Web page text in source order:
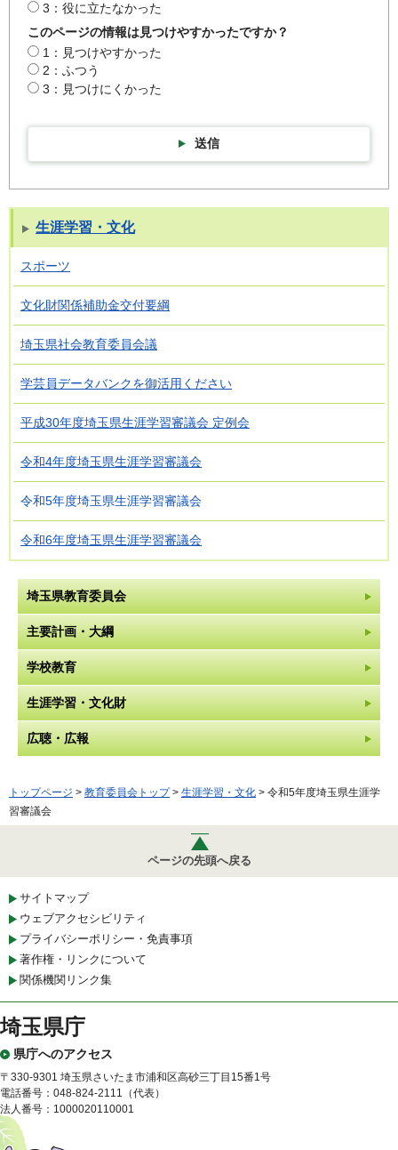
3：役に立たなかった
このページの情報は見つけやすかったですか？
1：見つけやすかった
2：ふつう
3：見つけにくかった
送信
生涯学習・文化
スポーツ
文化財関係補助金交付要綱
埼玉県社会教育委員会議
学芸員データバンクを御活用ください
平成30年度埼玉県生涯学習審議会 定例会
令和4年度埼玉県生涯学習審議会
令和5年度埼玉県生涯学習審議会
令和6年度埼玉県生涯学習審議会
埼玉県教育委員会
主要計画・大綱
学校教育
生涯学習・文化財
広聴・広報
トップページ > 教育委員会トップ> 生涯学習・文化 > 令和5年度埼玉県生涯学
習審議会
ページの先頭へ戻る
サイトマップ
ウェブアクセシビリティ
プライバシーポリシー・免責事項
著作権・リンクについて
関係機関リンク集
埼玉県庁
県庁へのアクセス
〒330-9301 埼玉県さいたま市浦和区高砂三丁目15番1号
電話番号：048-824-2111（代表）
法人番号：1000020110001